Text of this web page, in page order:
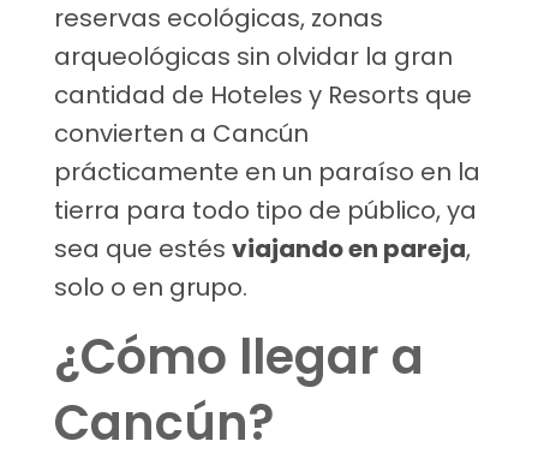
reservas ecológicas, zonas
arqueológicas sin olvidar la gran
cantidad de Hoteles y Resorts que
convierten a Cancún
prácticamente en un paraíso en la
tierra para todo tipo de público, ya
sea que estés viajando en pareja,
solo o en grupo.
¿Cómo llegar a
Cancún?